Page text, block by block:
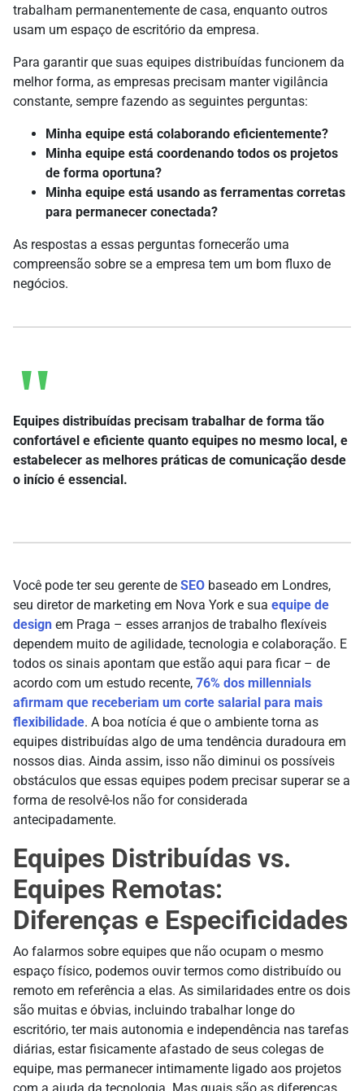
trabalham permanentemente de casa, enquanto outros
usam um espaço de escritório da empresa.
Para garantir que suas equipes distribuídas funcionem da
melhor forma, as empresas precisam manter vigilância
constante, sempre fazendo as seguintes perguntas:
Minha equipe está colaborando eficientemente?
Minha equipe está coordenando todos os projetos
de forma oportuna?
Minha equipe está usando as ferramentas corretas
para permanecer conectada?
As respostas a essas perguntas fornecerão uma
compreensão sobre se a empresa tem um bom fluxo de
negócios.
Equipes distribuídas precisam trabalhar de forma tão
confortável e eficiente quanto equipes no mesmo local, e
estabelecer as melhores práticas de comunicação desde
o início é essencial.
Você pode ter seu gerente de SEO baseado em Londres,
seu diretor de marketing em Nova York e sua equipe de
design em Praga – esses arranjos de trabalho flexíveis
dependem muito de agilidade, tecnologia e colaboração. E
todos os sinais apontam que estão aqui para ficar – de
acordo com um estudo recente, 76% dos millennials
afirmam que receberiam um corte salarial para mais
flexibilidade. A boa notícia é que o ambiente torna as
equipes distribuídas algo de uma tendência duradoura em
nossos dias. Ainda assim, isso não diminui os possíveis
obstáculos que essas equipes podem precisar superar se a
forma de resolvê-los não for considerada
antecipadamente.
Equipes Distribuídas vs.
Equipes Remotas:
Diferenças e Especificidades
Ao falarmos sobre equipes que não ocupam o mesmo
espaço físico, podemos ouvir termos como distribuído ou
remoto em referência a elas. As similaridades entre os dois
são muitas e óbvias, incluindo trabalhar longe do
escritório, ter mais autonomia e independência nas tarefas
diárias, estar fisicamente afastado de seus colegas de
equipe, mas permanecer intimamente ligado aos projetos